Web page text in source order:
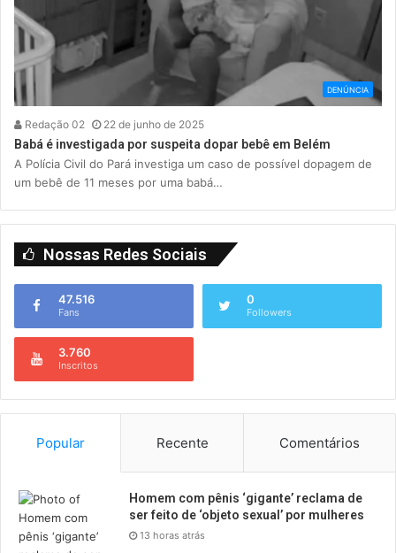
DENÚNCIA
Redação 02 22 de junho de 2025
Babá é investigada por suspeita dopar bebê em Belém
A Polícia Civil do Pará investiga um caso de possível dopagem de
um bebê de 11 meses por uma babá…
Nossas Redes Sociais
47.516
Fans
0
Followers
3.760
Inscritos
Popular Recente Comentários
Homem com pênis ‘gigante’ reclama de
ser feito de ‘objeto sexual’ por mulheres
13 horas atrás